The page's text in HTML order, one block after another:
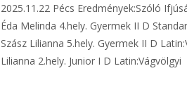
2025.11.22 Pécs Eredmények:Szóló
Éda Melinda 4.hely. Gyermek II D
Szász Lilianna 5.hely. Gyermek II D
Lilianna 2.hely. Junior I D Latin:Vágvölgyi